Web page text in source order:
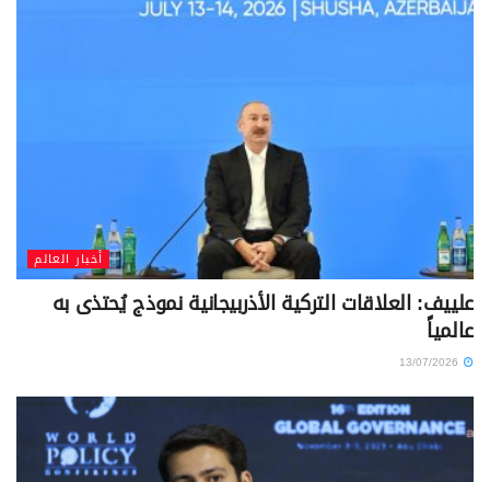
أخبار العالم
علييف: العلاقات التركية الأذربيجانية نموذج يُحتذى به
عالمياً